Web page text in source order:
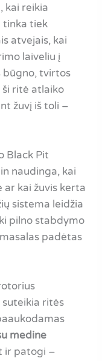
kai reikia
tinka tiek
atvejais, kai
laiveliu į
būgno, tvirtos
ritė atlaiko
žuvį iš toli –
Black Pit
naudinga, kai
ar kai žuvis kerta
sistema leidžia
pilno stabdymo
padėtas
ritės
medine
ir patogi –